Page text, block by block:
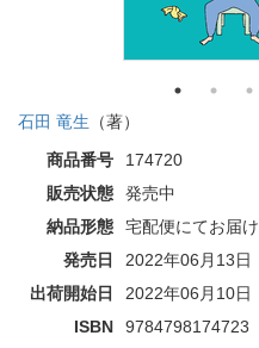
石田 竜生 （著）
商品番号
174720
販売状態
発売中
納品形態
宅配便にてお届け
発売日
2022年06月13日
出荷開始日
2022年06月10日
ISBN
9784798174723